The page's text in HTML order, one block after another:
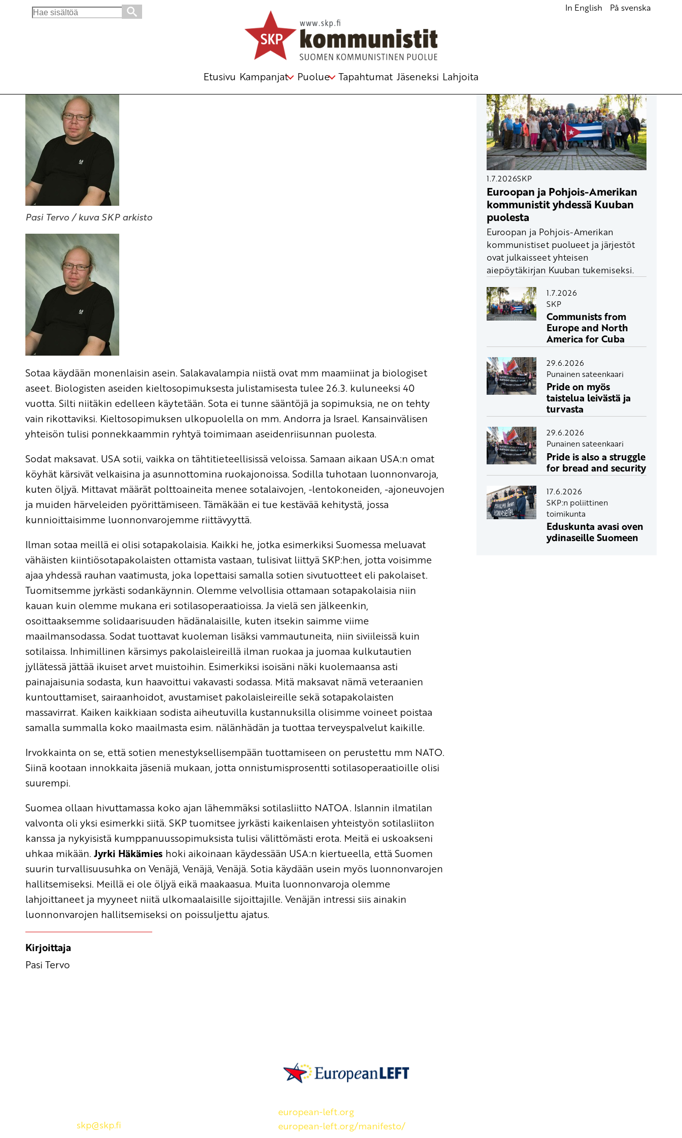
Search
In English På svenska
Etusivu Kampanjat Puolue Tapahtumat Jäseneksi Lahjoita
Pasi Tervo / kuva SKP arkisto
Sotaa käydään monenlaisin asein. Salakavalampia niistä ovat mm maamiinat ja biologiset
aseet. Biologisten aseiden kieltosopimuksesta julistamisesta tulee 26.3. kuluneeksi 40
vuotta. Silti niitäkin edelleen käytetään. Sota ei tunne sääntöjä ja sopimuksia, ne on tehty
vain rikottaviksi. Kieltosopimuksen ulkopuolella on mm. Andorra ja Israel. Kansainvälisen
yhteisön tulisi ponnekkaammin ryhtyä toimimaan aseidenriisunnan puolesta.
Sodat maksavat. USA sotii, vaikka on tähtitieteellisissä veloissa. Samaan aikaan USA:n omat
köyhät kärsivät velkaisina ja asunnottomina ruokajonoissa. Sodilla tuhotaan luonnonvaroja,
kuten öljyä. Mittavat määrät polttoaineita menee sotalaivojen, -lentokoneiden, -ajoneuvojen
ja muiden härveleiden pyörittämiseen. Tämäkään ei tue kestävää kehitystä, jossa
kunnioittaisimme luonnonvarojemme riittävyyttä.
Ilman sotaa meillä ei olisi sotapakolaisia. Kaikki he, jotka esimerkiksi Suomessa meluavat
vähäisten kiintiösotapakolaisten ottamista vastaan, tulisivat liittyä SKP:hen, jotta voisimme
ajaa yhdessä rauhan vaatimusta, joka lopettaisi samalla sotien sivutuotteet eli pakolaiset.
Tuomitsemme jyrkästi sodankäynnin. Olemme velvollisia ottamaan sotapakolaisia niin
kauan kuin olemme mukana eri sotilasoperaatioissa. Ja vielä sen jälkeenkin,
osoittaaksemme solidaarisuuden hädänalaisille, kuten itsekin saimme viime
maailmansodassa. Sodat tuottavat kuoleman lisäksi vammautuneita, niin siviileissä kuin
sotilaissa. Inhimillinen kärsimys pakolaisleireillä ilman ruokaa ja juomaa kulkutautien
jyllätessä jättää ikuiset arvet muistoihin. Esimerkiksi isoisäni näki kuolemaansa asti
painajaisunia sodasta, kun haavoittui vakavasti sodassa. Mitä maksavat nämä veteraanien
kuntouttamiset, sairaanhoidot, avustamiset pakolaisleireille sekä sotapakolaisten
massavirrat. Kaiken kaikkiaan sodista aiheutuvilla kustannuksilla olisimme voineet poistaa
samalla summalla koko maailmasta esim. nälänhädän ja tuottaa terveyspalvelut kaikille.
Irvokkainta on se, että sotien menestyksellisempään tuottamiseen on perustettu mm NATO.
Siinä kootaan innokkaita jäseniä mukaan, jotta onnistumisprosentti sotilasoperaatioille olisi
suurempi.
Suomea ollaan hivuttamassa koko ajan lähemmäksi sotilasliitto NATOA. Islannin ilmatilan
valvonta oli yksi esimerkki siitä. SKP tuomitsee jyrkästi kaikenlaisen yhteistyön sotilasliiton
kanssa ja nykyisistä kumppanuussopimuksista tulisi välittömästi erota. Meitä ei uskoakseni
uhkaa mikään. Jyrki Häkämies hoki aikoinaan käydessään USA:n kiertueella, että Suomen
suurin turvallisuusuhka on Venäjä, Venäjä, Venäjä. Sotia käydään usein myös luonnonvarojen
hallitsemiseksi. Meillä ei ole öljyä eikä maakaasua. Muita luonnonvaroja olemme
lahjoittaneet ja myyneet niitä ulkomaalaisille sijoittajille. Venäjän intressi siis ainakin
luonnonvarojen hallitsemiseksi on poissuljettu ajatus.
Kirjoittaja
Pasi Tervo
1.7.2026SKP
Euroopan ja Pohjois-Amerikan
kommunistit yhdessä Kuuban
puolesta
Euroopan ja Pohjois-Amerikan
kommunistiset puolueet ja järjestöt
ovat julkaisseet yhteisen
aiepöytäkirjan Kuuban tukemiseksi.
1.7.2026
SKP
Communists from
Europe and North
America for Cuba
29.6.2026
Punainen sateenkaari
Pride on myös
taistelua leivästä ja
turvasta
29.6.2026
Punainen sateenkaari
Pride is also a struggle
for bread and security
17.6.2026
SKP:n poliittinen
toimikunta
Eduskunta avasi oven
ydinaseille Suomeen
skp@skp.fi
european-left.org
european-left.org/manifesto/